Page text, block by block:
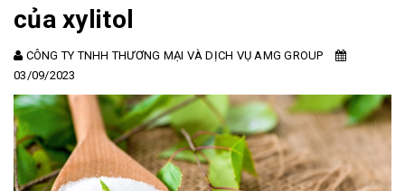
của xylitol
CÔNG TY TNHH THƯƠNG MẠI VÀ DỊCH VỤ AMG GROUP
03/09/2023